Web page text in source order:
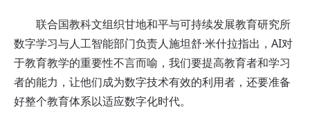
联合国教科文组织甘地和平与可持续发展教育研究所
数字学习与人工智能部门负责人施坦舒·米什拉指出，AI对
于教育教学的重要性不言而喻，我们要提高教育者和学习
者的能力，让他们成为数字技术有效的利用者，还要准备
好整个教育体系以适应数字化时代。